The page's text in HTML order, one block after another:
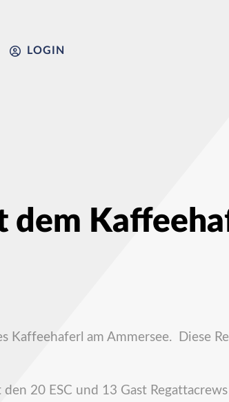
LOGIN
dem
am Ammersee. Diese
20 ESC und 13 Gast